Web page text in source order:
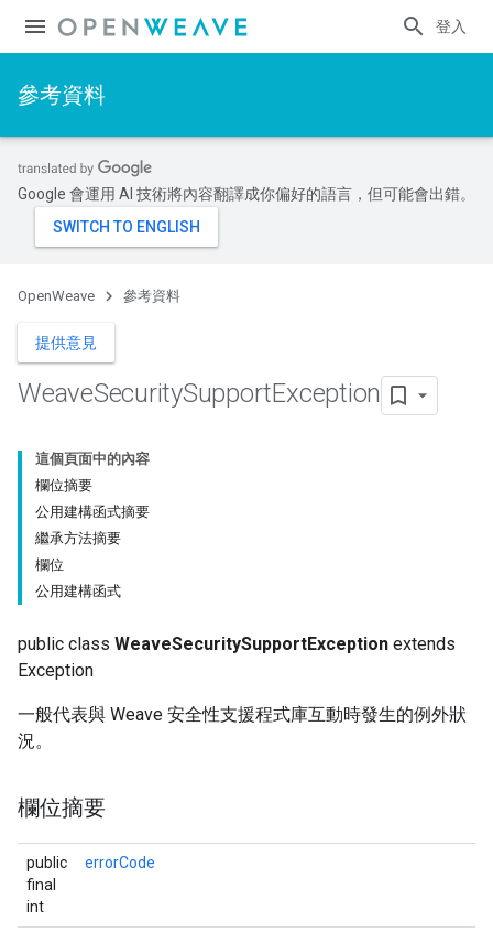
登入
參考資料
Google 會運用 AI 技術將內容翻譯成你偏好的語言，但可能會出錯。
OpenWeave 參考資料
提供意見
WeaveSecuritySupportException
這個頁面中的內容
欄位摘要
公用建構函式摘要
繼承方法摘要
欄位
公用建構函式
public class WeaveSecuritySupportException extends
Exception
一般代表與 Weave 安全性支援程式庫互動時發生的例外狀
況。
欄位摘要
public
final
int
errorCode